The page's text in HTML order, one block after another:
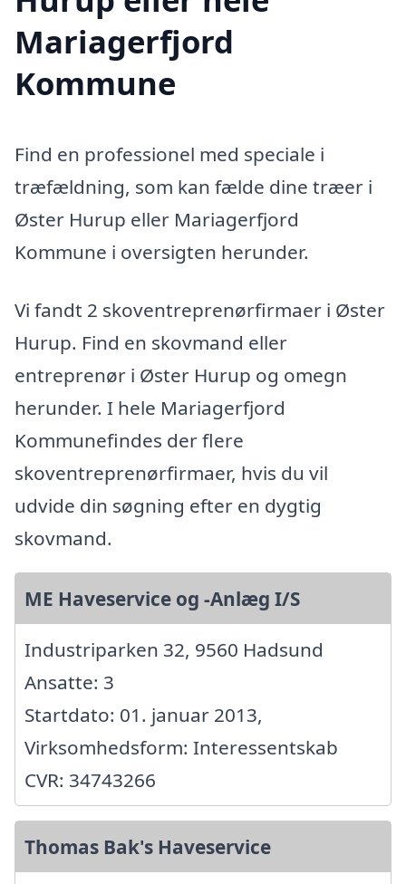
Mariagerfjord
Kommune
Find en professionel med speciale i
træfældning, som kan fælde dine træer i
Øster Hurup eller Mariagerfjord
Kommune i oversigten herunder.
Vi fandt 2 skoventreprenørfirmaer i Øster
Hurup. Find en skovmand eller
entreprenør i Øster Hurup og omegn
herunder. I hele Mariagerfjord
Kommunefindes der flere
skoventreprenørfirmaer, hvis du vil
udvide din søgning efter en dygtig
skovmand.
ME Haveservice og -Anlæg I/S
Industriparken 32, 9560 Hadsund
Ansatte: 3
Startdato: 01. januar 2013,
Virksomhedsform: Interessentskab
CVR: 34743266
Thomas Bak's Haveservice